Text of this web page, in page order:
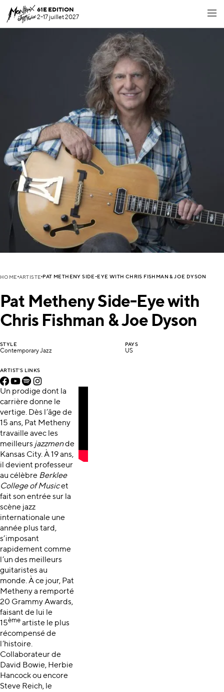
61E EDITION
2-17 juillet 2027
HOME ARTISTE PAT METHENY SIDE-EYE WITH CHRIS FISHMAN & JOE DYSON
Pat Metheny Side-Eye with
Chris Fishman & Joe Dyson
STYLE
Contemporary Jazz
PAYS
US
ARTIST'S LINKS
Un prodige dont la
carrière donne le
vertige. Dès l’âge de
15 ans, Pat Metheny
travaille avec les
meilleurs jazzmende
Kansas City. À 19 ans,
il devient professeur
au célèbre Berklee
College of Musicet
fait son entrée sur la
scène jazz
internationale une
année plus tard,
s’imposant
rapidement comme
l’un des meilleurs
guitaristes au
monde. À ce jour, Pat
Metheny a remporté
20 Grammy Awards,
faisant de lui le
15ème artiste le plus
récompensé de
l’histoire.
Collaborateur de
David Bowie, Herbie
Hancock ou encore
Steve Reich, le